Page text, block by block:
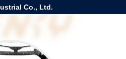
Co., Ltd.